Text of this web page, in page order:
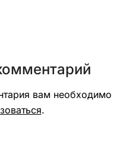
вам необходимо
.